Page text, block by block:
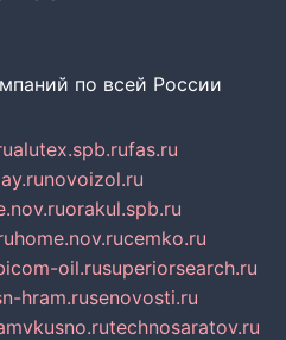
по всей России
alutex.spb.rufas.ru
novoizol.ru
orakul.spb.ru
home.nov.rucemko.ru
oil.rusuperiorsearch.ru
hram.rusenovosti.ru
technosaratov.ru